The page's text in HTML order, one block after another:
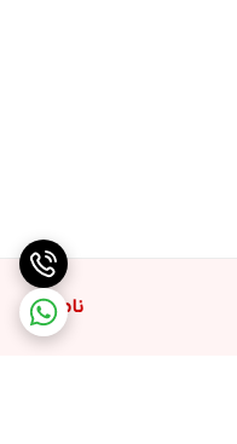
ناموجود